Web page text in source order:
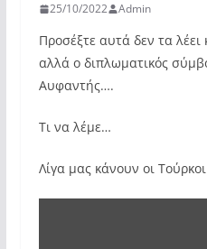
25/10/2022 Admin
Προσέξτε αυτά δεν τα
αλλά ο διπλωματικός
Αυφαντής….
Τι να λέμε…
Λίγα μας κάνουν οι